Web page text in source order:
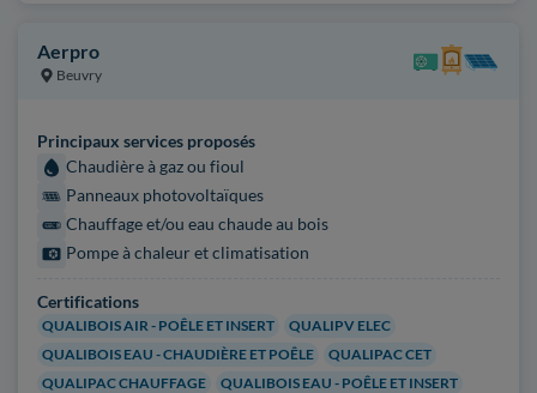
Aerpro
Beuvry
Principaux services proposés
Chaudière à gaz ou fioul
Panneaux photovoltaïques
Chauffage et/ou eau chaude au bois
Pompe à chaleur et climatisation
Certifications
QUALIBOIS AIR - POÊLE ET INSERT
QUALIPV ELEC
QUALIBOIS EAU - CHAUDIÈRE ET POÊLE
QUALIPAC CET
QUALIPAC CHAUFFAGE
QUALIBOIS EAU - POÊLE ET INSERT